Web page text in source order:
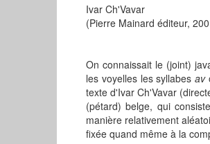
Ivar Ch'Vavar
(Pierre Mainard éditeur,
On connaissait le (joint)
les voyelles les syllabesav
texte d'Ivar Ch'Vavar
(pétard) belge, qui
manière relativement
fixée quand même à la